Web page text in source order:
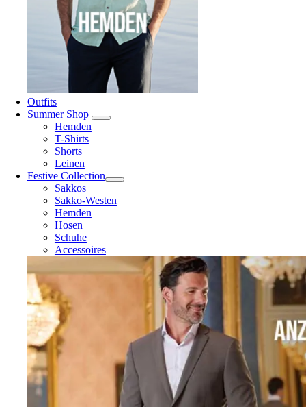
Outfits
Summer Shop
Hemden
T-Shirts
Shorts
Leinen
Festive Collection
Sakkos
Sakko-Westen
Hemden
Hosen
Schuhe
Accessoires